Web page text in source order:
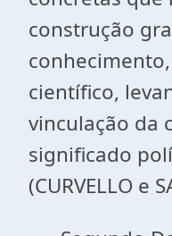
construção
científico,
vinculação da
significado
(CURVELLO e